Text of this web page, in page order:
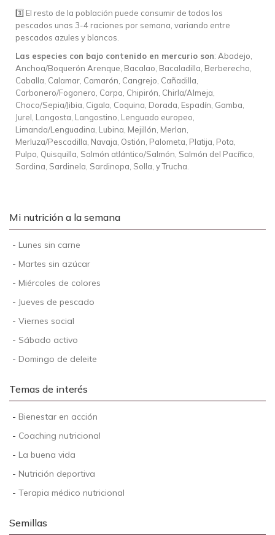
3️⃣ El resto de la población puede consumir de todos los
pescados unas 3-4 raciones por semana, variando entre
pescados azules y blancos.
Las especies con bajo contenido en mercurio son: Abadejo,
Anchoa/Boquerón Arenque, Bacalao, Bacaladilla, Berberecho,
Caballa, Calamar, Camarón, Cangrejo, Cañadilla,
Carbonero/Fogonero, Carpa, Chipirón, Chirla/Almeja,
Choco/Sepia/Jibia, Cigala, Coquina, Dorada, Espadín, Gamba,
Jurel, Langosta, Langostino, Lenguado europeo,
Limanda/Lenguadina, Lubina, Mejillón, Merlan,
Merluza/Pescadilla, Navaja, Ostión, Palometa, Platija, Pota,
Pulpo, Quisquilla, Salmón atlántico/Salmón, Salmón del Pacífico,
Sardina, Sardinela, Sardinopa, Solla, y Trucha.
Mi nutrición a la semana
- Lunes sin carne
- Martes sin azúcar
- Miércoles de colores
- Jueves de pescado
- Viernes social
- Sábado activo
- Domingo de deleite
Temas de interés
- Bienestar en acción
- Coaching nutricional
- La buena vida
- Nutrición deportiva
- Terapia médico nutricional
Semillas